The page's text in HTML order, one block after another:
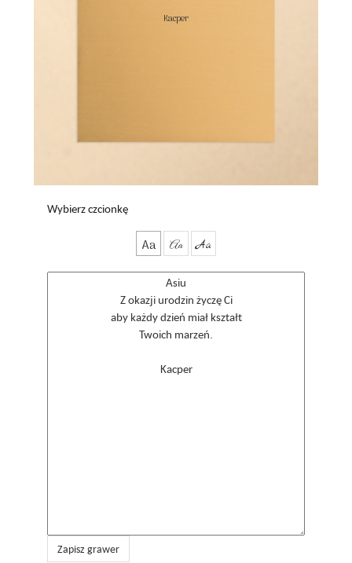
Kacper
Wybierz czcionkę
Aa Aa Aa
Zapisz grawer